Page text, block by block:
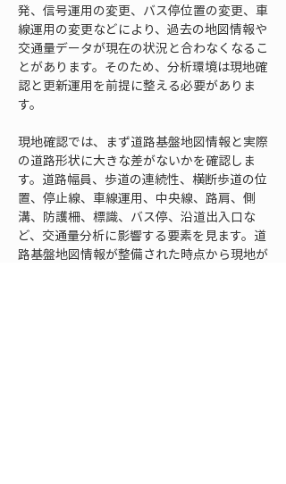
発、信号運用の変更、バス停位置の変更、車
線運用の変更などにより、過去の地図情報や
交通量データが現在の状況と合わなくなるこ
とがあります。そのため、分析環境は現地確
認と更新運用を前提に整える必要がありま
す。
現地確認では、まず道路基盤地図情報と実際
の道路形状に大きな差がないかを確認しま
す。道路幅員、歩道の連続性、横断歩道の位
置、停止線、車線運用、中央線、路肩、側
溝、防護柵、標識、バス停、沿道出入口な
ど、交通量分析に影響する要素を見ます。道
路基盤地図情報が整備された時点から現地が